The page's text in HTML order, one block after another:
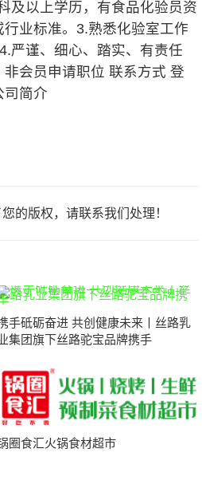
及以上学历，有食品化验员资
业标准。3.熟悉化验室工作
严谨、细心、踏实、有责任
会员申请职位 联系方式 登
司简介
的版权，请联系我们处理！
手砥砺奋进 共创健康未来丨丝路乳
集团旗下丝路驼宝品牌携手
圈食汇火锅食材超市